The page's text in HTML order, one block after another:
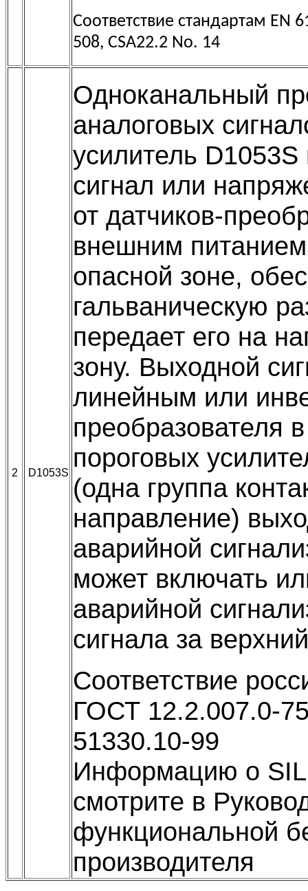
Соответствие стандартам EN
508, CSA22.2 No. 14
2 D1053S
Одноканальный
аналоговых
усилитель
сигнал или
от датчиков-
внешним
опасной зоне,
гальваническую
передает его на
зону. Выходной
линейным или
преобразователя
пороговых
(одна группа
направление)
аварийной
может включать
аварийной
сигнала за
Соответствие
ГОСТ 12.2.007.0-
51330.10-99
Информацию о
смотрите в
функциональной
производителя